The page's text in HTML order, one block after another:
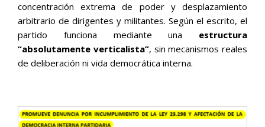
concentración extrema de poder y desplazamiento
arbitrario de dirigentes y militantes. Según el escrito, el
partido funciona mediante una estructura
“absolutamente verticalista”, sin mecanismos reales
de deliberación ni vida democrática interna.